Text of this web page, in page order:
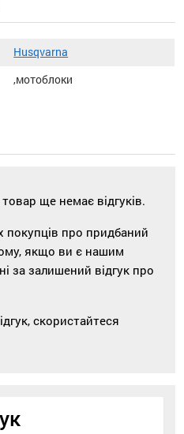
Husqvarna
,мотоблоки
ще немає відгуків.
про придбаний
якщо ви є нашим
за залишений відгук про
скористайтеся